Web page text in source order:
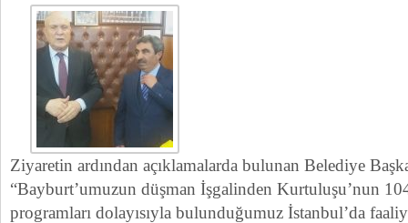
Ziyaretin ardından açıklamalarda bulunan Belediye
“Bayburt’umuzun düşman İşgalinden Kurtuluşu’nun
programları dolayısıyla bulunduğumuz İstanbul’da